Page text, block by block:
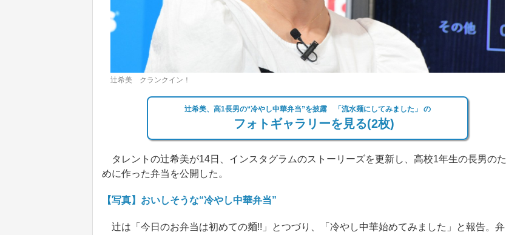
辻希美 クランクイン！
辻希美、高1長男の“冷やし中華弁当”を披露 「流水麺にしてみました」 の
フォトギャラリーを見る(2枚)
タレントの辻希美が14日、インスタグラムのストーリーズを更新し、高校1年生の長男のた
めに作った弁当を公開した。
【写真】おいしそうな“冷やし中華弁当”
辻は「今日のお弁当は初めての麺!!」とつづり、「冷やし中華始めてみました」と報告。弁